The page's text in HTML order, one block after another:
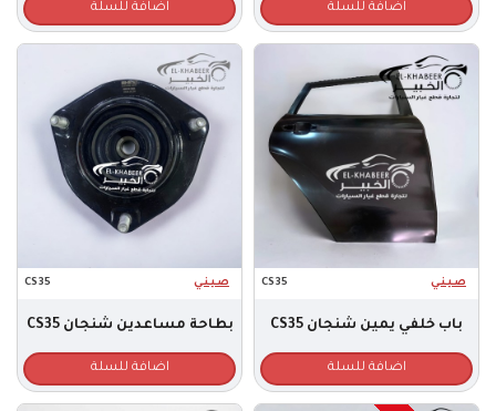
اضافة للسلة اضافة للسلة
صـيـنـي CS35
باب خلفي يمين شنجان CS35
اضافة للسلة
صـيـنـي CS35
بطاحة مساعدين شنجان CS35
اضافة للسلة